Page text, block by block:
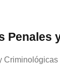
Penales